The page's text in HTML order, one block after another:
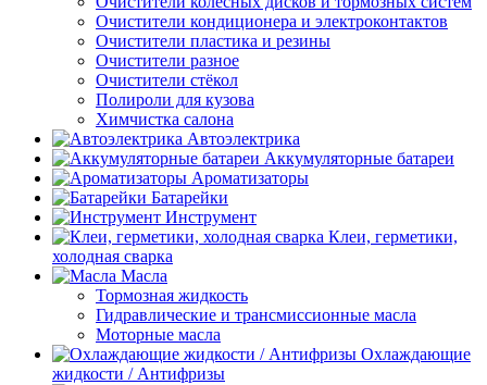
Очистители кондиционера и электроконтактов
Очистители пластика и резины
Очистители разное
Очистители стёкол
Полироли для кузова
Химчистка салона
Автоэлектрика
Аккумуляторные батареи
Ароматизаторы
Батарейки
Инструмент
Клеи, герметики,
холодная сварка
Масла
Тормозная жидкость
Гидравлические и трансмиссионные масла
Моторные масла
Охлаждающие
жидкости / Антифризы